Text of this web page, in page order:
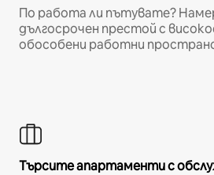
По работа ли пътувате?
дългосрочен престой с
обособени работни
Търсите апартаменти с